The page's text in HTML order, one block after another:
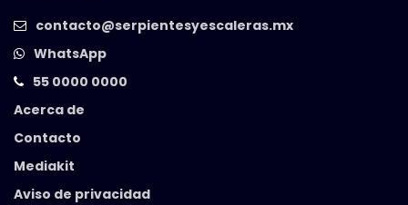
contacto@serpientesyescaleras.mx
WhatsApp
55 0000 0000
Acerca de
Contacto
Mediakit
Aviso de privacidad